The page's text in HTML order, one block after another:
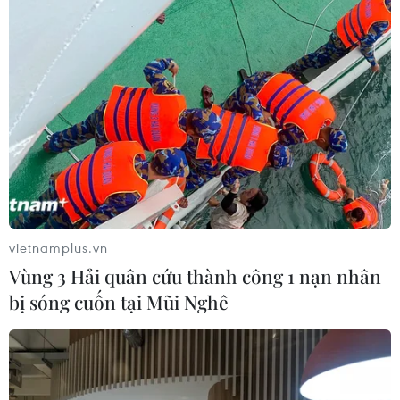
07/08/2026 13:51
Bảo mẫu tại cơ sở mầm non thừa
nhận hành vi bạo hành hai trẻ
07/08/2026 12:27
Phát hiện đối tượng tàng trữ trái
phép vũ khí quân dụng
07/08/2026 12:25
Tây Ninh cảnh báo giả mạo cơ quan
đăng ký kinh doanh để lừa đảo
doanh nghiệp
vietnamplus.vn
Vùng 3 Hải quân cứu thành công 1 nạn nhân
bị sóng cuốn tại Mũi Nghê